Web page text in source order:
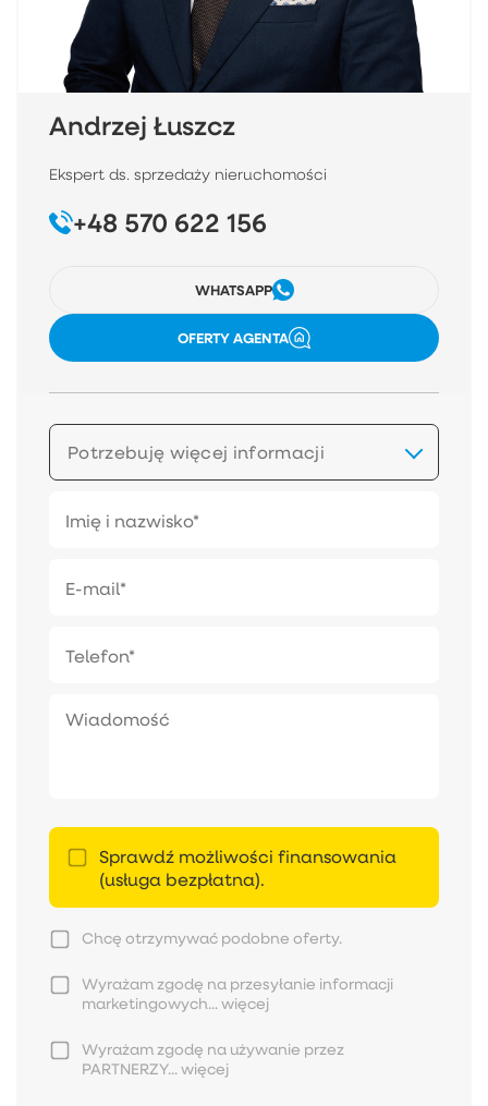
Andrzej Łuszcz
Ekspert ds. sprzedaży nieruchomości
+48 570 622 156
WHATSAPP
OFERTY AGENTA
Potrzebuję więcej informacji
Sprawdź możliwości finansowania
(usługa bezpłatna).
Chcę otrzymywać podobne oferty.
Wyrażam zgodę na przesyłanie informacji
marketingowych...więcej
Wyrażam zgodę na używanie przez
PARTNERZY...więcej